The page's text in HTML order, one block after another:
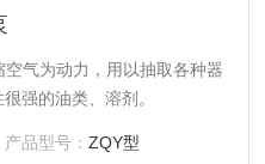
气为动力，用以抽取各种器
强的油类、溶剂。
产品型号：ZQY型